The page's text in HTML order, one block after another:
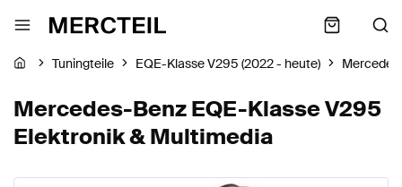
Tuningteile EQE-Klasse V295 (2022 - heute)
Mercedes-Benz EQE-Klasse V295
Elektronik & Multimedia